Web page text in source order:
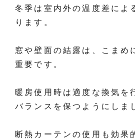
冬季は室内外の温度差によ
ります。
窓や壁面の結露は、こまめ
重要です。
暖房使用時は適度な換気を
バランスを保つようにしま
断熱カーテンの使用も効果